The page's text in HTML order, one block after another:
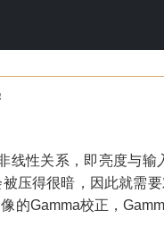
线性关系，即亮度与输
压得很暗，因此就需
的Gamma校正，